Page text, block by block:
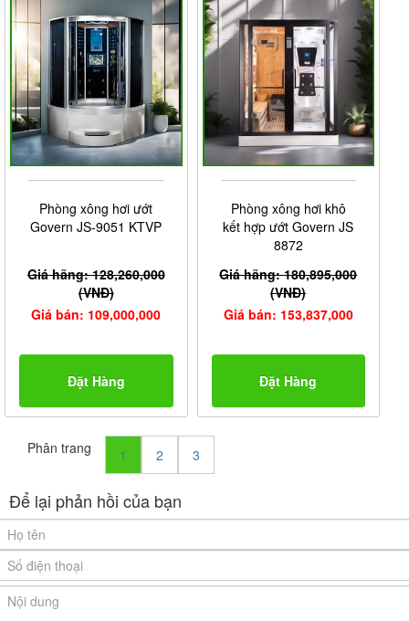
Phòng xông hơi ướt
Govern JS-9051 KTVP
Giá hãng: 128,260,000
(VNĐ)
Giá bán: 109,000,000
Đặt Hàng
Phòng xông hơi khô
kết hợp ướt Govern JS
8872
Giá hãng: 180,895,000
(VNĐ)
Giá bán: 153,837,000
Đặt Hàng
Phân trang 1 2 3
Để lại phản hồi của bạn